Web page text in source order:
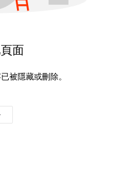
面
被隱藏或刪除。